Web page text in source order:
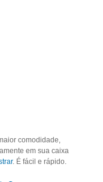
comodidade,
em sua caixa
. É fácil e rápido.